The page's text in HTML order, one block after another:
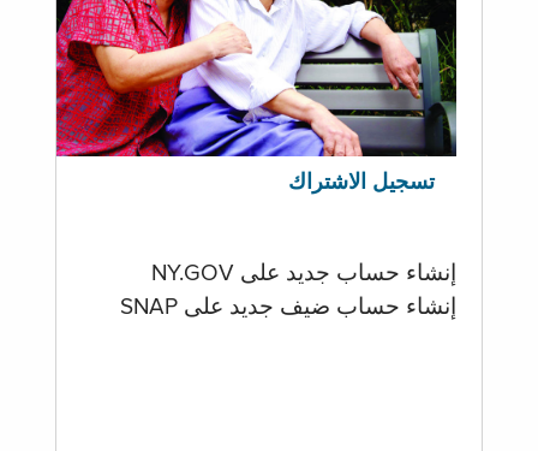
تسجيل الاشتراك
إنشاء حساب جديد على NY.GOV
إنشاء حساب ضيف جديد على SNAP